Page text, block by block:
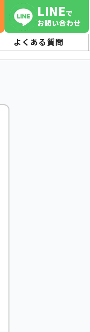
LINEで
お問い合わせ
よくある質問